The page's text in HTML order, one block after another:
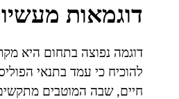
דוגמאות
דוגמה נפוצה בתחום היא
להוכיח כי עמד בתנאי
חיים, שבה המוטבים